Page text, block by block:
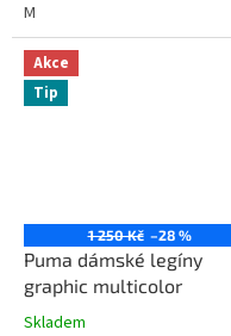
M
Akce
Tip
1 250 Kč –28 %
Puma dámské legíny
graphic multicolor
Skladem